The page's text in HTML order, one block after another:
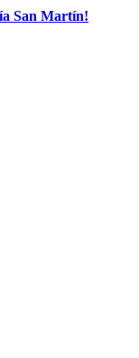
San Martín!